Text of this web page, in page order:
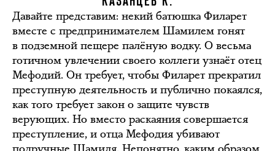
Давайте представим: некий батюшка Филарет
вместе с предпринимателем Шамилем гонят
в подземной пещере палёную водку. О весьма
готичном увлечении своего коллеги узнаёт отец
Мефодий. Он требует, чтобы Филарет прекратил
преступную деятельность и публично покаялся,
как того требует закон о защите чувств
верующих. Но вместо раскаяния совершается
преступление, и отца Мефодия убивают